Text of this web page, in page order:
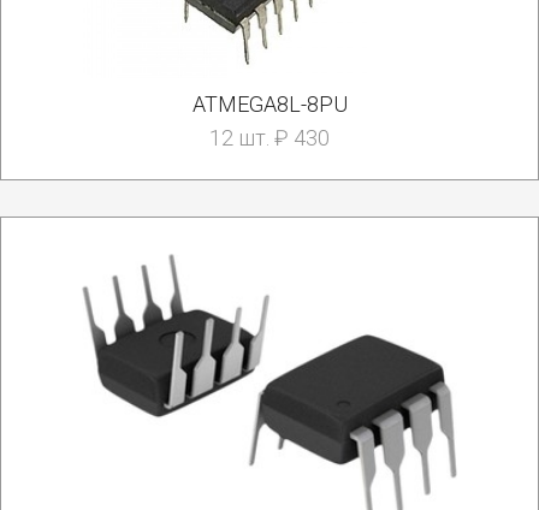
ATMEGA8L-8PU
12 шт. ₽ 430